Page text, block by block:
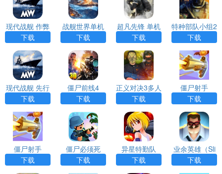
现代战舰 作弊
菜单
下载
战舰世界单机
版
下载
超凡先锋 单机
版下载正版
（Badlander
s）
下载
特种部队小组2
内置修改器
下载
现代战舰 先行
服
下载
僵尸前线4
下载
正义对决3多人
联机版下载安
装最新（Justic
e Rivals 3）
下载
僵尸射手
下载
僵尸射手
下载
僵尸必须死
（Zombie Hat
ers）
下载
异星特勤队
下载
业余英雄（Sli
ghtly Heroes
VR）
下载